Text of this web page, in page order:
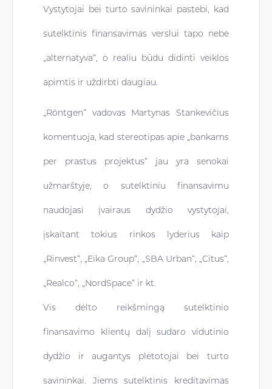
Vystytojai bei turto savininkai pastebi, kad
sutelktinis finansavimas verslui tapo nebe
„alternatyva“, o realiu būdu didinti veiklos
apimtis ir uždirbti daugiau.
„Röntgen“ vadovas Martynas Stankevičius
komentuoja, kad stereotipas apie „bankams
per prastus projektus“ jau yra senokai
užmarštyje, o sutelktiniu finansavimu
naudojasi įvairaus dydžio vystytojai,
įskaitant tokius rinkos lyderius kaip
„Rinvest“, „Eika Group“, „SBA Urban“, „Citus“,
„Realco“, „NordSpace“ ir kt.
Vis dėlto reikšmingą sutelktinio
finansavimo klientų dalį sudaro vidutinio
dydžio ir augantys plėtotojai bei turto
savininkai. Jiems sutelktinis kreditavimas